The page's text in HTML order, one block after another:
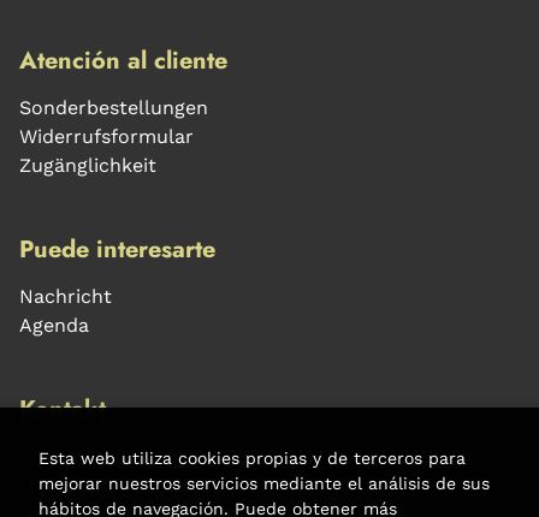
Atención al cliente
Sonderbestellungen
Widerrufsformular
Zugänglichkeit
Puede interesarte
Nachricht
Agenda
Kontakt
Carrer Aribau, 84
(+34) 932 160 225
Esta web utiliza cookies propias y de terceros para
mejorar nuestros servicios mediante el análisis de sus
hábitos de navegación. Puede obtener más